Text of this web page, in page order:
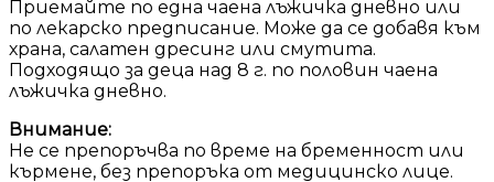
Приемайте по една чаена лъжичка дневно или
по лекарско предписание. Може да се добавя към
храна, салатен дресинг или смутита.
Подходящо за деца над 8 г. по половин чаена
лъжичка дневно.
Внимание:
Не се препоръчва по време на бременност или
кърмене, без препоръка от медицинско лице.